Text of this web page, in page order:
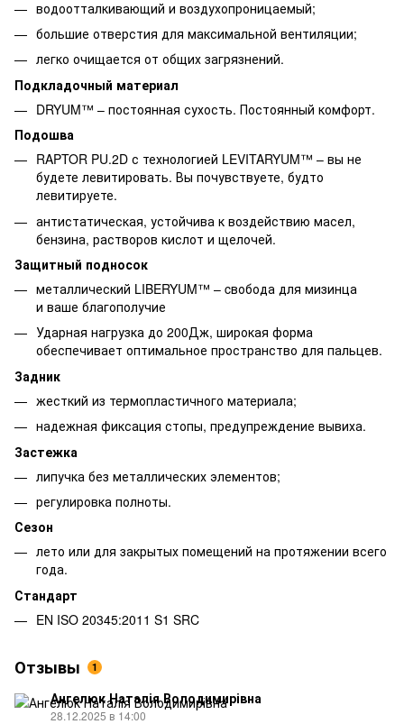
водоотталкивающий и воздухопроницаемый;
большие отверстия для максимальной вентиляции;
легко очищается от общих загрязнений.
Подкладочный материал
DRYUM™ – постоянная сухость. Постоянный комфорт.
Подошва
RAPTOR PU.2D с технологией LEVITARYUM™ – вы не
будете левитировать. Вы почувствуете, будто
левитируете.
антистатическая, устойчива к воздействию масел,
бензина, растворов кислот и щелочей.
Защитный подносок
металлический LIBERYUM™ – cвобода для мизинца
и ваше благополучие
Ударная нагрузка до 200Дж, широкая форма
обеспечивает оптимальное пространство для пальцев.
Задник
жесткий из термопластичного материала;
надежная фиксация стопы, предупреждение вывиха.
Застежка
липучка без металлических элементов;
регулировка полноты.
Сезон
лето или для закрытых помещений на протяжении всего
года.
Стандарт
EN ISO 20345:2011 S1 SRC
Отзывы 1
Ангелюк Наталія Володимирівна
28.12.2025 в 14:00